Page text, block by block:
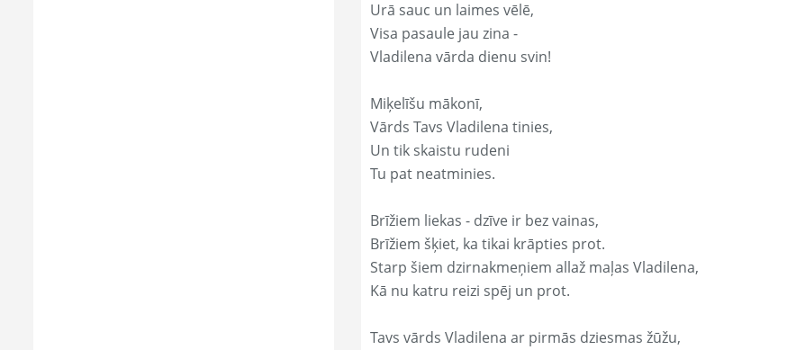
Urā sauc un laimes vēlē,
Visa pasaule jau zina -
Vladilena vārda dienu svin!
Miķelīšu mākonī,
Vārds Tavs Vladilena tinies,
Un tik skaistu rudeni
Tu pat neatminies.
Brīžiem liekas - dzīve ir bez vainas,
Brīžiem šķiet, ka tikai krāpties prot.
Starp šiem dzirnakmeņiem allaž maļas Vladilena,
Kā nu katru reizi spēj un prot.
Tavs vārds Vladilena ar pirmās dziesmas žūžu,